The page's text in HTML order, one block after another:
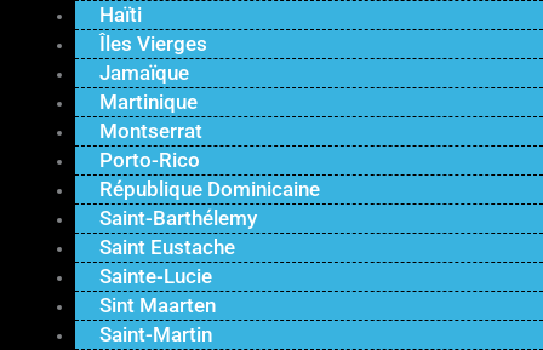
Haïti
Îles Vierges
Jamaïque
Martinique
Montserrat
Porto-Rico
République Dominicaine
Saint-Barthélemy
Saint Eustache
Sainte-Lucie
Sint Maarten
Saint-Martin